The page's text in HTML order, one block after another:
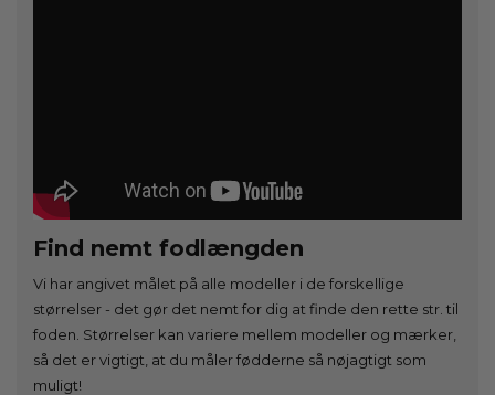
Find nemt fodlængden
Vi har angivet målet på alle modeller i de forskellige
størrelser - det gør det nemt for dig at finde den rette str. til
foden. Størrelser kan variere mellem modeller og mærker,
så det er vigtigt, at du måler fødderne så nøjagtigt som
muligt!